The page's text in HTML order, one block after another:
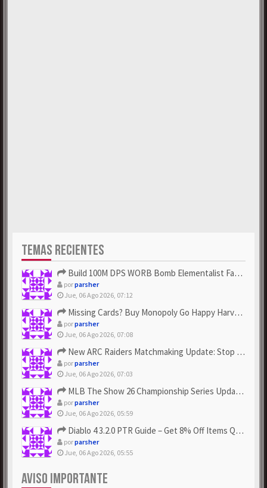
TEMAS RECIENTES
Build 100M DPS WORB Bomb Elementalist Fast - Grab POE Curren...
porparsher
Jue, 06 Ago 2026, 07:12
Missing Cards? Buy Monopoly Go Happy Harvest with Looney Tun...
porparsher
Jue, 06 Ago 2026, 07:08
New ARC Raiders Matchmaking Update: Stop Failed - Grab Bluep...
porparsher
Jue, 06 Ago 2026, 07:03
MLB The Show 26 Championship Series Update! Get Cheap & ...
porparsher
Jue, 06 Ago 2026, 05:59
Diablo 4 3.2.0 PTR Guide – Get 8% Off Items Quickly to Test ...
porparsher
Jue, 06 Ago 2026, 05:55
AVISO IMPORTANTE